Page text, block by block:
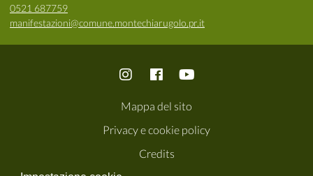
0521 687759
manifestazioni@comune.montechiarugolo.pr.it
Mappa del sito
Privacy e cookie policy
Credits